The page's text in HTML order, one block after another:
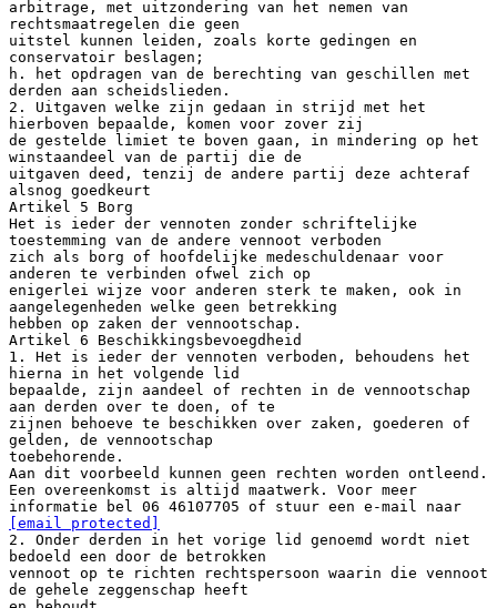
arbitrage, met uitzondering van het nemen van
rechtsmaatregelen die geen
uitstel kunnen leiden, zoals korte gedingen en
conservatoir beslagen;
h. het opdragen van de berechting van geschillen met
derden aan scheidslieden.
2. Uitgaven welke zijn gedaan in strijd met het
hierboven bepaalde, komen voor zover zij
de gestelde limiet te boven gaan, in mindering op het
winstaandeel van de partij die de
uitgaven deed, tenzij de andere partij deze achteraf
alsnog goedkeurt
Artikel 5 Borg
Het is ieder der vennoten zonder schriftelijke
toestemming van de andere vennoot verboden
zich als borg of hoofdelijke medeschuldenaar voor
anderen te verbinden ofwel zich op
enigerlei wijze voor anderen sterk te maken, ook in
aangelegenheden welke geen betrekking
hebben op zaken der vennootschap.
Artikel 6 Beschikkingsbevoegdheid
1. Het is ieder der vennoten verboden, behoudens het
hierna in het volgende lid
bepaalde, zijn aandeel of rechten in de vennootschap
aan derden over te doen, of te
zijnen behoeve te beschikken over zaken, goederen of
gelden, de vennootschap
toebehorende.
Aan dit voorbeeld kunnen geen rechten worden ontleend.
Een overeenkomst is altijd maatwerk. Voor meer
informatie bel 06 46107705 of stuur een e-mail naar
[email protected]
2. Onder derden in het vorige lid genoemd wordt niet
bedoeld een door de betrokken
vennoot op te richten rechtspersoon waarin die vennoot
de gehele zeggenschap heeft